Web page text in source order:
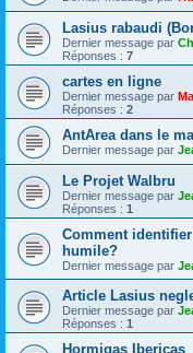
Lasius rabaudi
Dernier message par
Réponses : 7
cartes en ligne
Dernier message par
Réponses : 2
AntArea dans le
Dernier message par
Le Projet Walbru
Dernier message par
Réponses : 1
Comment
humile?
Dernier message par
Article Lasius
Dernier message par
Réponses : 1
Hormigas Ibericas